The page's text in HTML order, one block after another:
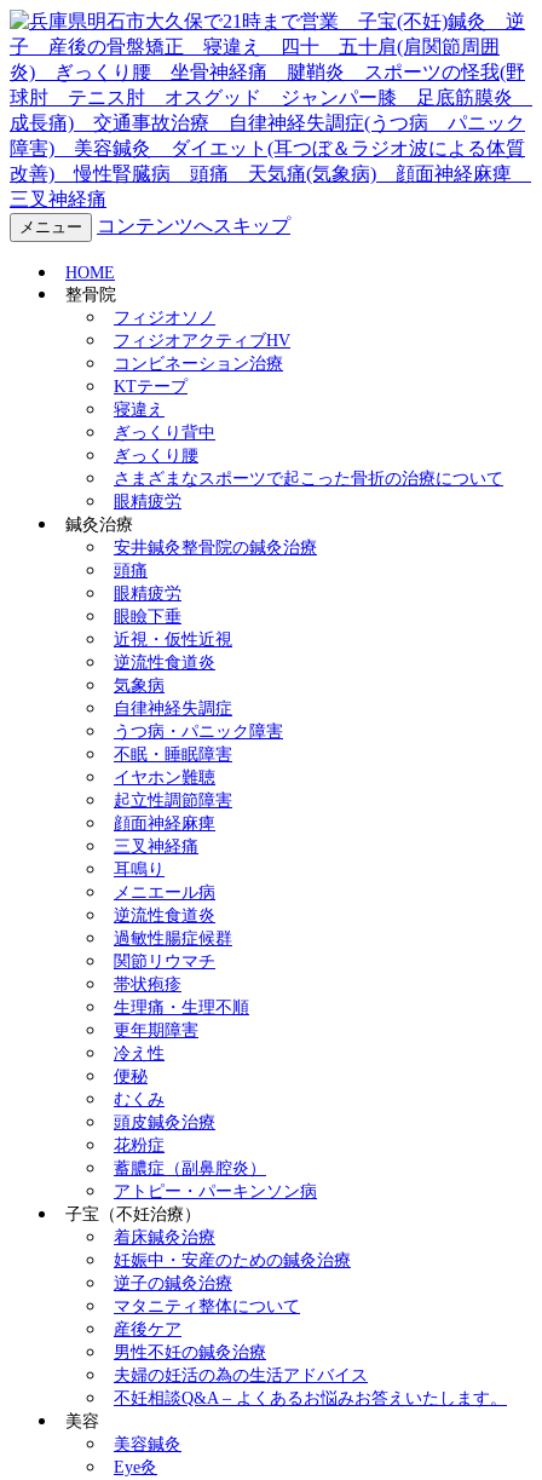
兵庫県明石市大久保で21時ま
で営業 子宝(不妊)鍼灸 逆
子 産後の骨盤矯正 寝違
え 四十 五十肩(肩関節周囲
炎) ぎっくり腰 坐骨神経
痛 腱鞘炎 スポーツの怪我
(野球肘 テニス肘 オスグッ
ド ジャンパー膝 足底筋膜
炎 成長痛) 交通事故治療
自律神経失調症(うつ病 パニ
ック障害) 美容鍼灸 ダイエ
ット(耳つぼ＆ラジオ波による
体質改善) 慢性腎臓病 頭
痛 天気痛(気象病) 顔面神経
麻痺 三叉神経痛
メニュー コンテンツへスキップ
HOME
整骨院
フィジオソノ
フィジオアクティブHV
コンビネーション治療
KTテープ
寝違え
ぎっくり背中
ぎっくり腰
さまざまなスポーツで起こった骨折の治療について
眼精疲労
鍼灸治療
安井鍼灸整骨院の鍼灸治療
頭痛
眼精疲労
眼瞼下垂
近視・仮性近視
逆流性食道炎
気象病
自律神経失調症
うつ病・パニック障害
不眠・睡眠障害
イヤホン難聴
起立性調節障害
顔面神経麻痺
三叉神経痛
耳鳴り
メニエール病
逆流性食道炎
過敏性腸症候群
関節リウマチ
帯状疱疹
生理痛・生理不順
更年期障害
冷え性
便秘
むくみ
頭皮鍼灸治療
花粉症
蓄膿症（副鼻腔炎）
アトピー・パーキンソン病
子宝（不妊治療）
着床鍼灸治療
妊娠中・安産のための鍼灸治療
逆子の鍼灸治療
マタニティ整体について
産後ケア
男性不妊の鍼灸治療
夫婦の妊活の為の生活アドバイス
不妊相談Q&A – よくあるお悩みお答えいたします。
美容
美容鍼灸
Eye灸